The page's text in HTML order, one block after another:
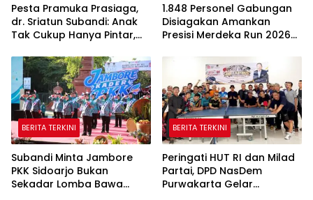
Pesta Pramuka Prasiaga,
dr. Sriatun Subandi: Anak
Tak Cukup Hanya Pintar,
Dibentuk Sejak Dini
1.848 Personel Gabungan
Disiagakan Amankan
Presisi Merdeka Run 2026
BERITA TERKINI
Subandi Minta Jambore
PKK Sidoarjo Bukan
Sekadar Lomba Bawa
BERITA TERKINI
Peringati HUT RI dan Milad
Partai, DPD NasDem
Purwakarta Gelar